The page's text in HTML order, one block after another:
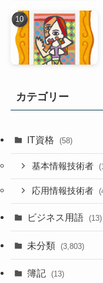
カテゴリー
IT資格 (58)
基本情報技術者
応用情報技術者
ビジネス用語 (13)
未分類 (3,803)
簿記 (13)